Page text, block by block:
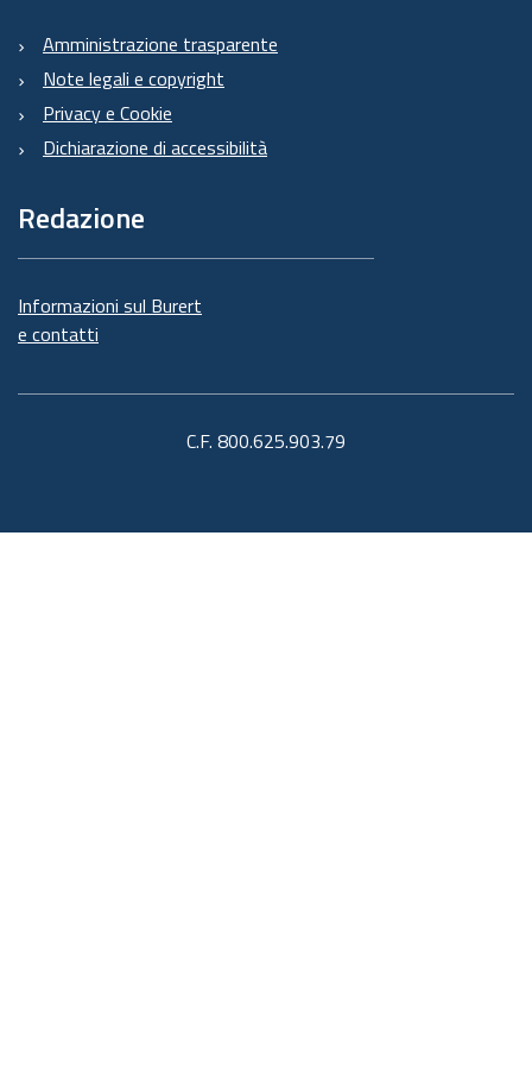
Amministrazione trasparente
Note legali e copyright
Privacy e Cookie
Dichiarazione di accessibilità
Redazione
Informazioni sul Burert
e contatti
C.F. 800.625.903.79